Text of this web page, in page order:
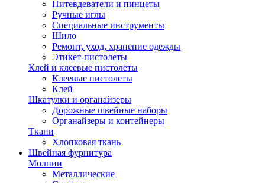
Нитевдеватели и пинцеты
Ручные иглы
Специальные инструменты
Шило
Ремонт, уход, хранение одежды
Этикет-пистолеты
Клей и клеевые пистолеты
Клеевые пистолеты
Клей
Шкатулки и органайзеры
Дорожные швейные наборы
Органайзеры и контейнеры
Ткани
Хлопковая ткань
Швейная фурнитура
Молнии
Металлические